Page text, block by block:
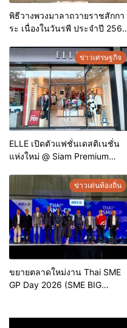
พิธีวางพวงมาลาถวายราชสักกา
ระ เนื่องในวันรพี ประจำปี 2569
เพื่อเชื่อมความสัมพันธ์อันดีของ
หน่วยงานในกระบวนการ
ยุติธรรม
ข่าวเศรษฐกิจ
ELLE เปิดตัวแฟชั่นเดสติเนชั่น
แห่งใหม่ @ Siam Premium
ดีลพิเศษลดสูงสุด 70%ข่าวเด่นท้องถิ่น
ขยายตลาดใหม่งาน Thai SME
GP Day 2026 (SME BIG